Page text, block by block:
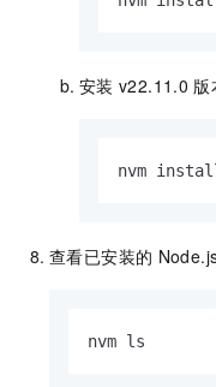
安装 v22.11.0 版
nvm
查看已安装的
nvm ls